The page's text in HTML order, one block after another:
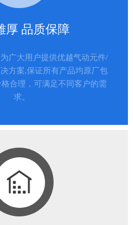
厚 品质保障
广大用户提供优越气动元件/
方案,保证所有产品均原厂包
合理，可满足不同客户的需
求。